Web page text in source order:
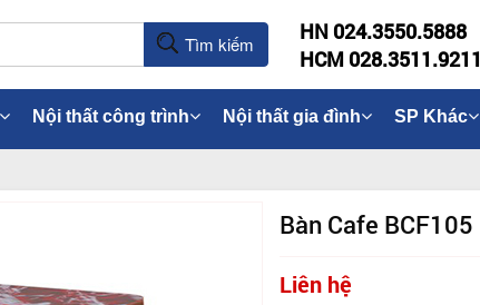
Tìm kiếm
HN 024.3550.5888
HCM 028.3511.9211
Nội thất công trình Nội thất gia đình SP Khác
Bàn Cafe BCF105
Liên hệ